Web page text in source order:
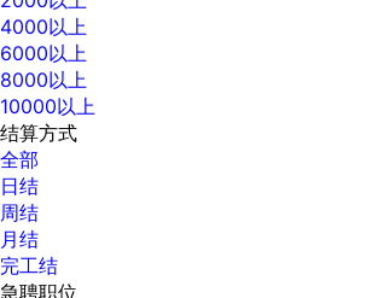
4000以上
6000以上
8000以上
10000以上
结算方式
全部
日结
周结
月结
完工结
急聘职位